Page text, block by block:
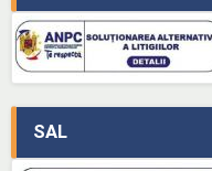
SAL